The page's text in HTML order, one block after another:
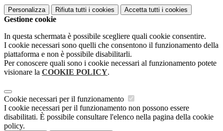
Personalizza Rifiuta tutti i cookies Accetta tutti i cookies
Gestione cookie
In questa schermata è possibile scegliere quali cookie consentire.
I cookie necessari sono quelli che consentono il funzionamento della
piattaforma e non è possibile disabilitarli.
Per conoscere quali sono i cookie necessari al funzionamento potete
visionare la COOKIE POLICY.
Cookie necessari per il funzionamento
I cookie necessari per il funzionamento non possono essere
disabilitati. È possibile consultare l'elenco nella pagina della cookie
policy.